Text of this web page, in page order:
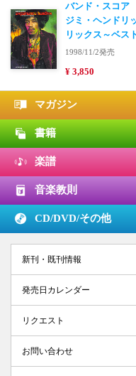
バンド・スコア
ジミ・ヘンドリ
リックス～ベス
1998/11/2発売
¥ 3,850
マガジン
書籍
楽譜
音楽教則
CD/DVD/その他
新刊・既刊情報
発売日カレンダー
リクエスト
お問い合わせ